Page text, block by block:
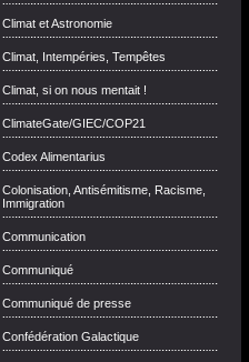
Climat et Astronomie
Climat, Intempéries, Tempêtes
Climat, si on nous mentait !
ClimateGate/GIEC/COP21
Codex Alimentarius
Colonisation, Antisémitisme, Racisme,
Immigration
Communication
Communiqué
Communiqué de presse
Confédération Galactique